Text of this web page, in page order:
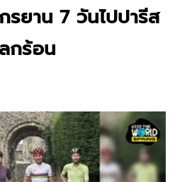
ยาน 7 วันไปปารีส
กร้อน